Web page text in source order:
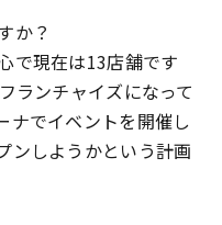
か？
で現在は13店舗です
ランチャイズになって
ナでイベントを開催し
ンしようかという計画